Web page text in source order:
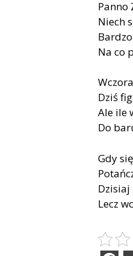
Panno
Niech
Na co
Dziś
Ale ile
Do
Gdy
Dzisiaj
Lecz